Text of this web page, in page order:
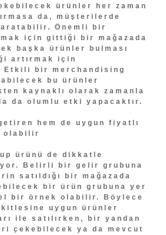
ürünler her zaman
da, müşterilerde
Önemli bir
için gittiği bir mağazada
başka ürünler bulması
artırmak için
Etkili bir merchandising
bu ürünler
kaynaklı olarak zamanla
da olumlu etki yapacaktır.
hem de uygun fiyatlı
olabilir
ürünü de dikkatle
Belirli bir gelir grubuna
satıldığı bir mağazada
bir ürün grubuna yer
bir örnek olabilir. Böylece
kitlesine uygun ürünler
ile satılırken, bir yandan
çekebilecek ya da mevcut